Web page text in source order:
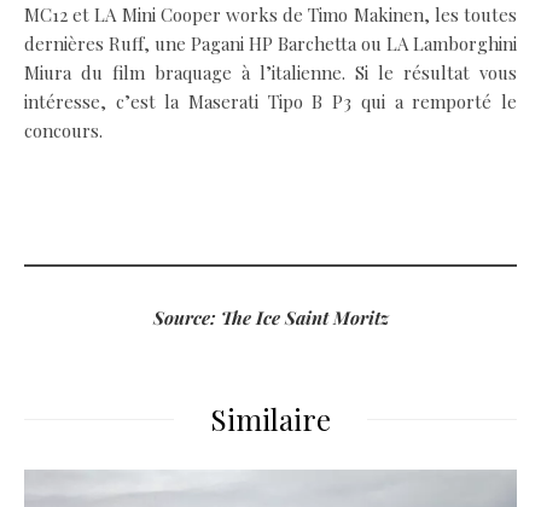
MC12 et LA Mini Cooper works de Timo Makinen, les toutes
dernières Ruff, une Pagani HP Barchetta ou LA Lamborghini
Miura du film braquage à l’italienne. Si le résultat vous
intéresse, c’est la Maserati Tipo B P3 qui a remporté le
concours.
Source: The Ice Saint Moritz
Similaire